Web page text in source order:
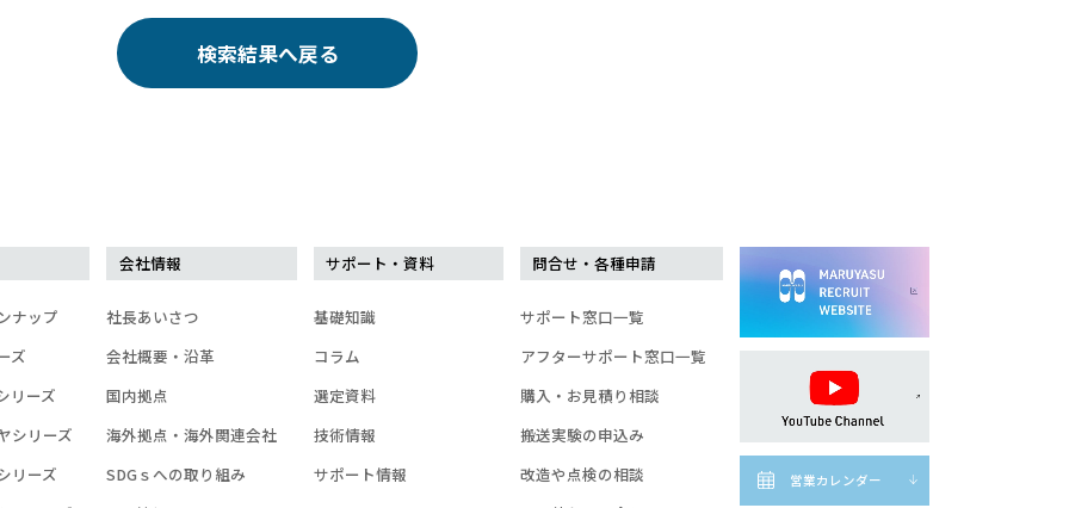
検索結果へ戻る
ナップ
ズ
リーズ
シリーズ
リーズ
会社情報
社長あいさつ
会社概要・沿革
国内拠点
海外拠点・海外関連会社
SDGｓへの取り組み
サポート・資料
基礎知識
コラム
選定資料
技術情報
サポート情報
問合せ・各種申請
サポート窓口一覧
アフターサポート窓口一覧
購入・お見積り相談
搬送実験の申込み
改造や点検の相談
営業カレンダー